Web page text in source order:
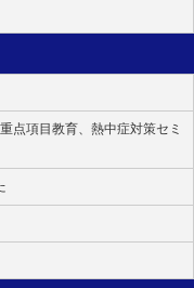
点項目教育、熱中症対策セミ